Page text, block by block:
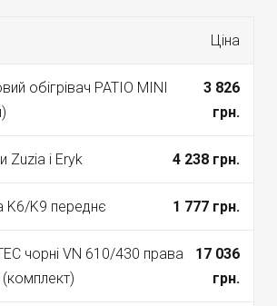
Ціна
обігрівач PATIO MINI
3 826
грн.
Zuzia і Eryk 4 238 грн.
K6/K9 переднє 1 777 грн.
чорні VN 610/430 права
(комплект)
17 036
грн.